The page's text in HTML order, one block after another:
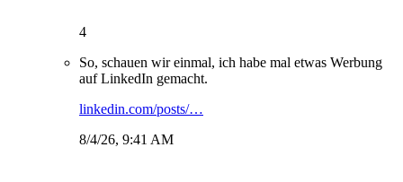
4
So, schauen wir einmal, ich habe mal etwas Werbung
auf LinkedIn gemacht.
linkedin.com/posts/…
8/4/26, 9:41 AM